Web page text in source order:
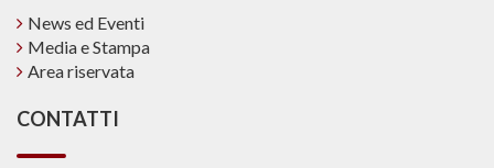
News ed Eventi
Media e Stampa
Area riservata
CONTATTI